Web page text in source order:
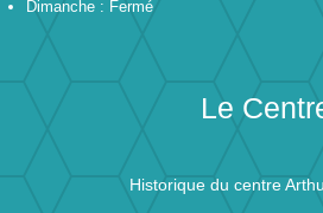
Dimanche : Fermé
Le
Historique du centre